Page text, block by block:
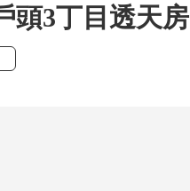
頭3丁目透天房